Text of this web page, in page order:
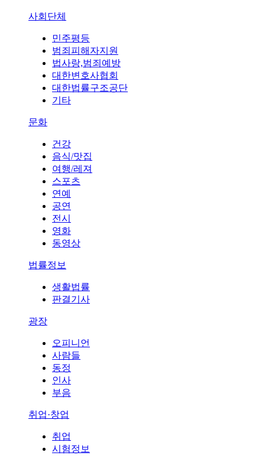
사회단체
민주평등
범죄피해자지원
법사랑,범죄예방
대한변호사협회
대한법률구조공단
기타
문화
건강
음식/맛집
여행/레져
스포츠
연예
공연
전시
영화
동영상
법률정보
생활법률
판결기사
광장
오피니언
사람들
동정
인사
부음
취업·창업
취업
시험정보